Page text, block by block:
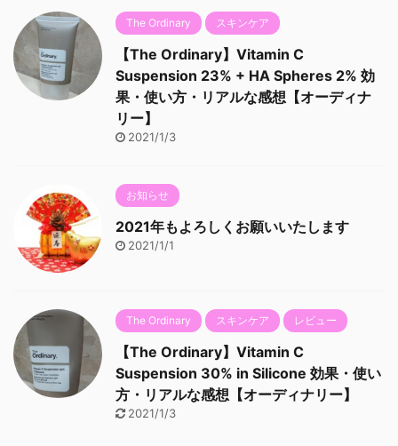
The Ordinary スキンケア
【The Ordinary】Vitamin C
Suspension 23% + HA Spheres 2% 効
果・使い方・リアルな感想【オーディナ
リー】
2021/1/3
お知らせ
2021年もよろしくお願いいたします
2021/1/1
The Ordinary スキンケア レビュー
【The Ordinary】Vitamin C
Suspension 30% in Silicone 効果・使い
方・リアルな感想【オーディナリー】
2021/1/3